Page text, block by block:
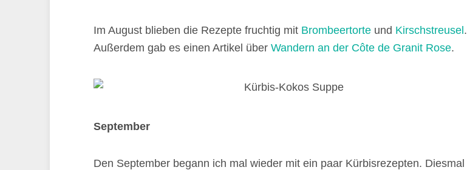
Im August blieben die Rezepte fruchtig mit Brombeertorte und Kirschstreusel .
Außerdem gab es einen Artikel über Wandern an der Côte de Granit Rose.
September
Den September begann ich mal wieder mit ein paar Kürbisrezepten. Diesmal